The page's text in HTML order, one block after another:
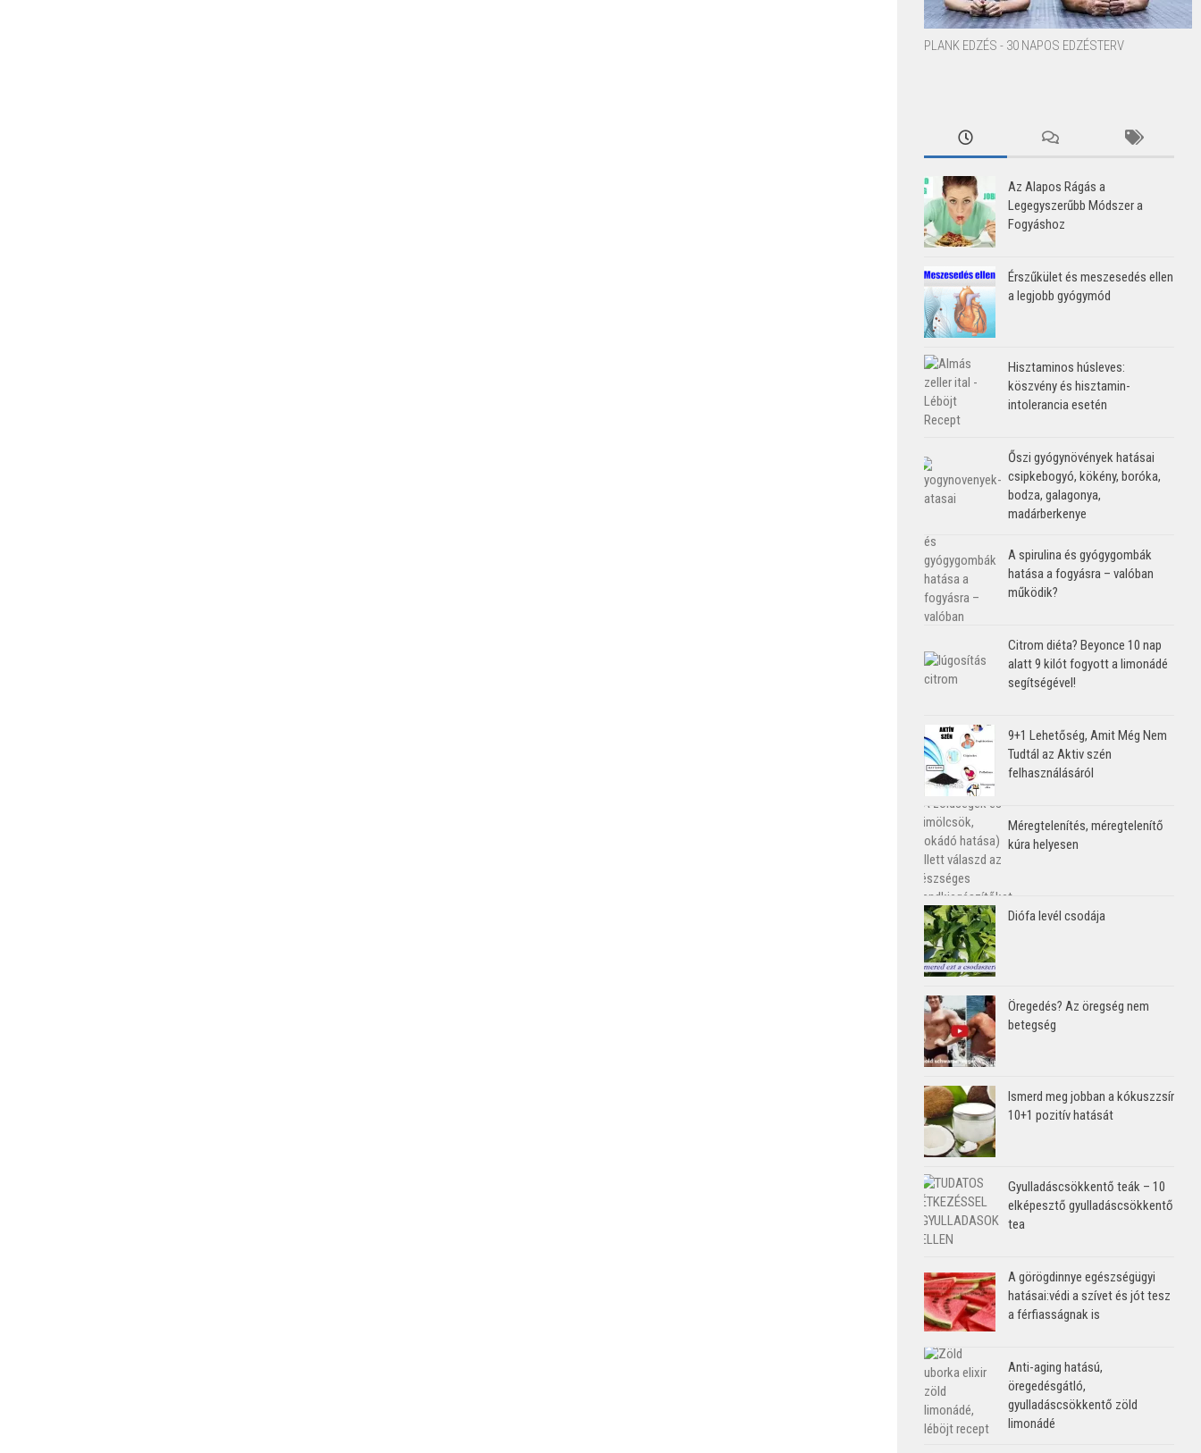
PLANK EDZÉS - 30 NAPOS EDZÉSTERV
Az Alapos Rágás a
Legegyszerűbb Módszer a
Fogyáshoz
Érszűkület és meszesedés ellen
a legjobb gyógymód
Hisztaminos húsleves:
köszvény és hisztamin-
intolerancia esetén
Őszi gyógynövények hatásai
csipkebogyó, kökény, boróka,
bodza, galagonya,
madárberkenye
A spirulina és gyógygombák
hatása a fogyásra – valóban
működik?
Citrom diéta? Beyonce 10 nap
alatt 9 kilót fogyott a limonádé
segítségével!
9+1 Lehetőség, Amit Még Nem
Tudtál az Aktiv szén
felhasználásáról
Méregtelenítés, méregtelenítő
kúra helyesen
Diófa levél csodája
Öregedés? Az öregség nem
betegség
Ismerd meg jobban a kókuszzsír
10+1 pozitív hatását
Gyulladáscsökkentő teák – 10
elképesztő gyulladáscsökkentő
tea
A görögdinnye egészségügyi
hatásai:védi a szívet és jót tesz
a férfiasságnak is
Anti-aging hatású,
öregedésgátló,
gyulladáscsökkentő zöld
limonádé